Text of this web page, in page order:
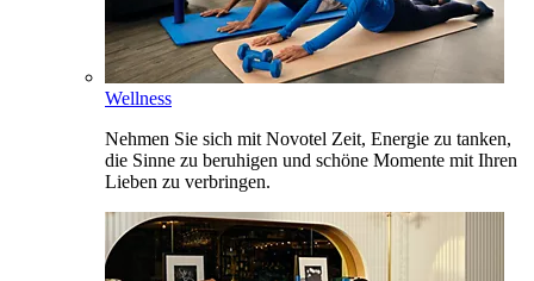
Wellness
Nehmen Sie sich mit Novotel Zeit, Energie zu tanken,
die Sinne zu beruhigen und schöne Momente mit Ihren
Lieben zu verbringen.